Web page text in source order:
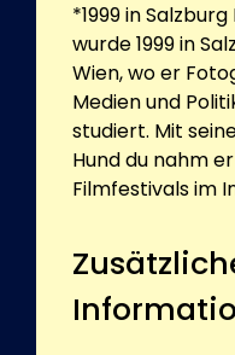
*1999 in
wurde 1999 in
Wien, wo er
Medien und
studiert. Mit
Hund du nahm
Filmfestivals im